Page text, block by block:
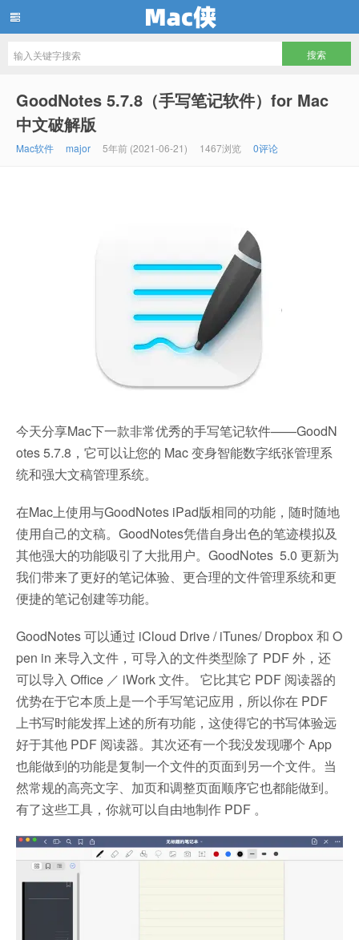
GoodNotes 5.7.8（手写笔记软件）for Mac
中文破解版
Mac软件 major 5年前 (2021-06-21) 1467浏览 0评论
今天分享Mac下一款非常优秀的手写笔记软件——GoodN
otes 5.7.8，它可以让您的 Mac 变身智能数字纸张管理系
统和强大文稿管理系统。
在Mac上使用与GoodNotes iPad版相同的功能，随时随地
使用自己的文稿。GoodNotes凭借自身出色的笔迹模拟及
其他强大的功能吸引了大批用户。GoodNotes 5.0 更新为
我们带来了更好的笔记体验、更合理的文件管理系统和更
便捷的笔记创建等功能。
GoodNotes 可以通过 iCloud Drive / iTunes/ Dropbox 和 O
pen in 来导入文件，可导入的文件类型除了 PDF 外，还
可以导入 Office ／ iWork 文件。 它比其它 PDF 阅读器的
优势在于它本质上是一个手写笔记应用，所以你在 PDF
上书写时能发挥上述的所有功能，这使得它的书写体验远
好于其他 PDF 阅读器。其次还有一个我没发现哪个 App
也能做到的功能是复制一个文件的页面到另一个文件。当
然常规的高亮文字、加页和调整页面顺序它也都能做到。
有了这些工具，你就可以自由地制作 PDF 。